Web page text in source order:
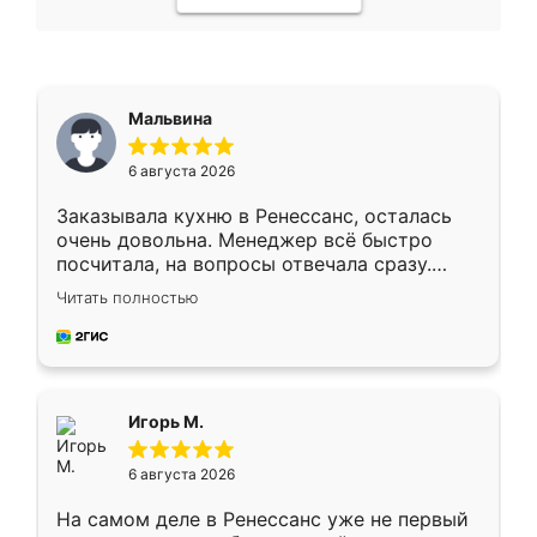
Мальвина
6 августа 2026
Заказывала кухню в Ренессанс, осталась
очень довольна. Менеджер всё быстро
посчитала, на вопросы отвечала сразу.
Замерщик приехал в субботу, подошёл к
делу со всей ответственностью. Собрали
за день, ребята работали аккуратно, даже
Читать полностью
Игорь М.
6 августа 2026
На самом деле в Ренессанс уже не первый